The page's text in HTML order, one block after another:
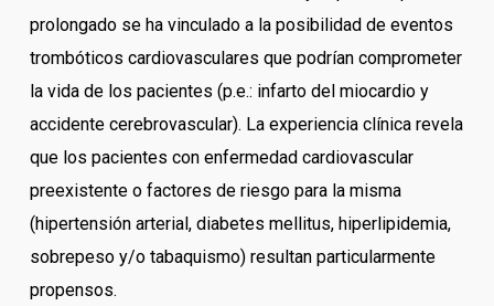
prolongado se ha vinculado a la posibilidad de eventos
trombóticos cardiovasculares que podrían comprometer
la vida de los pacientes (p.e.: infarto del miocardio y
accidente cerebrovascular). La experiencia clínica revela
que los pacientes con enfermedad cardiovascular
preexistente o factores de riesgo para la misma
(hipertensión arterial, diabetes mellitus, hiperlipidemia,
sobrepeso y/o tabaquismo) resultan particularmente
propensos.